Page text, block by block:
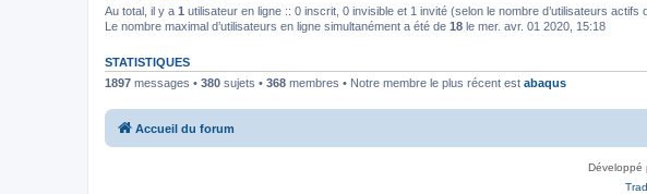
Au total, il y a 1 utilisateur en ligne :: 0 inscrit, 0 invisible et 1 invité (selon le nombre d’utilisateurs actifs
Le nombre maximal d’utilisateurs en ligne simultanément a été de 18 le mer. avr. 01 2020, 15:18
STATISTIQUES
1897 messages • 380 sujets • 368 membres • Notre membre le plus récent est abaqus
Accueil du forum
Développé